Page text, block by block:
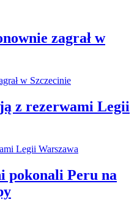
zagrał w
z rezerwami Legii
pokonali Peru na